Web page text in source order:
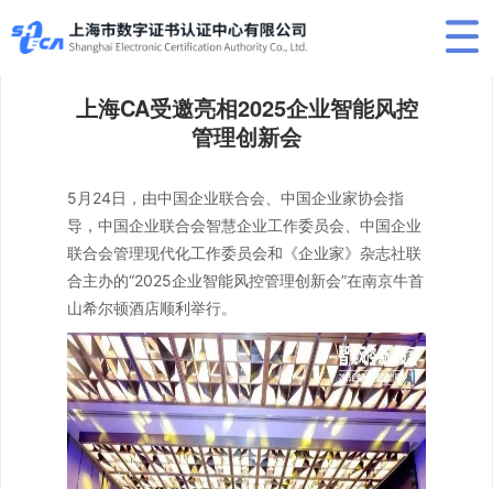
上海CA受邀亮相2025企业智能风控
管理创新会
5月24日，由中国企业联合会、中国企业家协会指
导，中国企业联合会智慧企业工作委员会、中国企业
联合会管理现代化工作委员会和《企业家》杂志社联
合主办的“2025企业智能风控管理创新会”在南京牛首
山希尔顿酒店顺利举行。